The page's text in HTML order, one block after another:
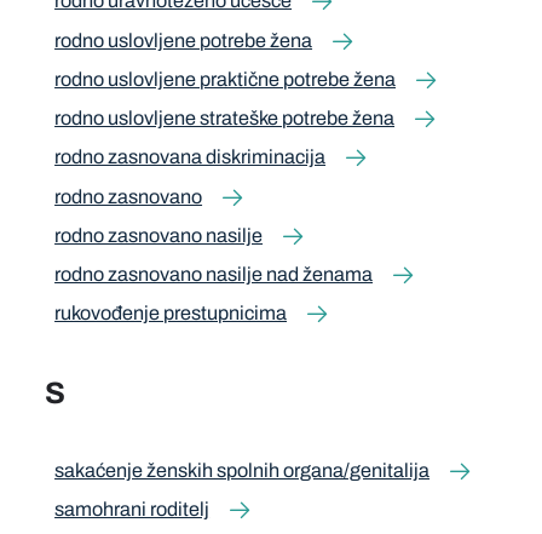
rodno uslovljene potrebe žena
rodno uslovljene praktične potrebe žena
rodno uslovljene strateške potrebe žena
rodno zasnovana diskriminacija
rodno zasnovano
rodno zasnovano nasilje
rodno zasnovano nasilje nad ženama
rukovođenje prestupnicima
S
sakaćenje ženskih spolnih organa/genitalija
samohrani roditelj